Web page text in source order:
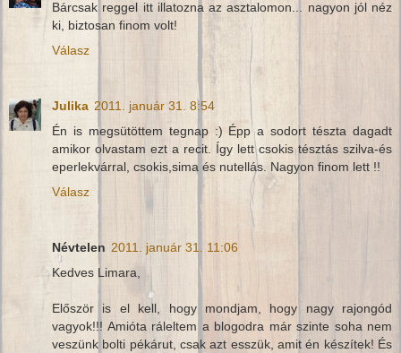
Bárcsak reggel itt illatozna az asztalomon... nagyon jól néz
ki, biztosan finom volt!
Válasz
Julika 2011. január 31. 8:54
Én is megsütöttem tegnap :) Épp a sodort tészta dagadt
amikor olvastam ezt a recit. Így lett csokis tésztás szilva-és
eperlekvárral, csokis,sima és nutellás. Nagyon finom lett !!
Válasz
Névtelen 2011. január 31. 11:06
Kedves Limara,
Először is el kell, hogy mondjam, hogy nagy rajongód
vagyok!!! Amióta ráleltem a blogodra már szinte soha nem
veszünk bolti pékárut, csak azt esszük, amit én készítek! És